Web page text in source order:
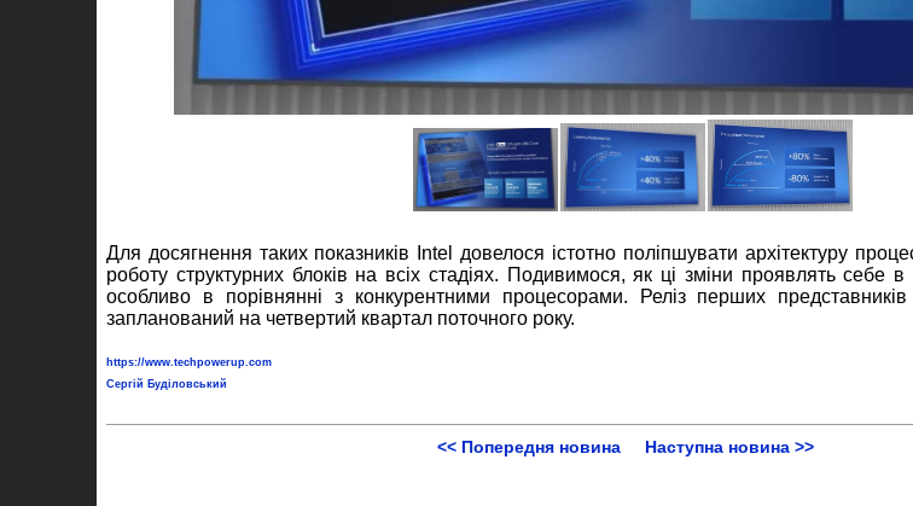
Для досягнення таких показників Intel довелося істотно поліпшувати архітектуру
роботу структурних блоків на всіх стадіях. Подивимося, як ці зміни проявлять себе в
особливо в порівнянні з конкурентними процесорами. Реліз перших
запланований на четвертий квартал поточного року.
https://www.techpowerup.com
Сергій Буділовський
<< Попередня новина Наступна новина >>